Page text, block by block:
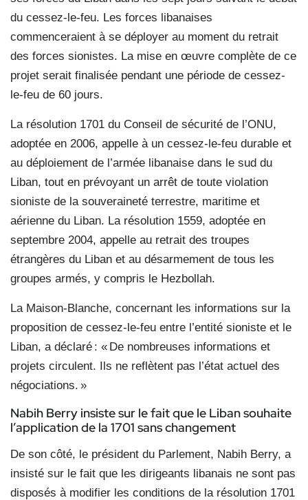
du cessez-le-feu. Les forces libanaises
commenceraient à se déployer au moment du retrait
des forces sionistes. La mise en œuvre complète de ce
projet serait finalisée pendant une période de cessez-
le-feu de 60 jours.
La résolution 1701 du Conseil de sécurité de l’ONU,
adoptée en 2006, appelle à un cessez-le-feu durable et
au déploiement de l’armée libanaise dans le sud du
Liban, tout en prévoyant un arrêt de toute violation
sioniste de la souveraineté terrestre, maritime et
aérienne du Liban. La résolution 1559, adoptée en
septembre 2004, appelle au retrait des troupes
étrangères du Liban et au désarmement de tous les
groupes armés, y compris le Hezbollah.
La Maison-Blanche, concernant les informations sur la
proposition de cessez-le-feu entre l’entité sioniste et le
Liban, a déclaré : « De nombreuses informations et
projets circulent. Ils ne reflètent pas l’état actuel des
négociations. »
Nabih Berry insiste sur le fait que le Liban souhaite
l’application de la 1701 sans changement
De son côté, le président du Parlement, Nabih Berry, a
insisté sur le fait que les dirigeants libanais ne sont pas
disposés à modifier les conditions de la résolution 1701